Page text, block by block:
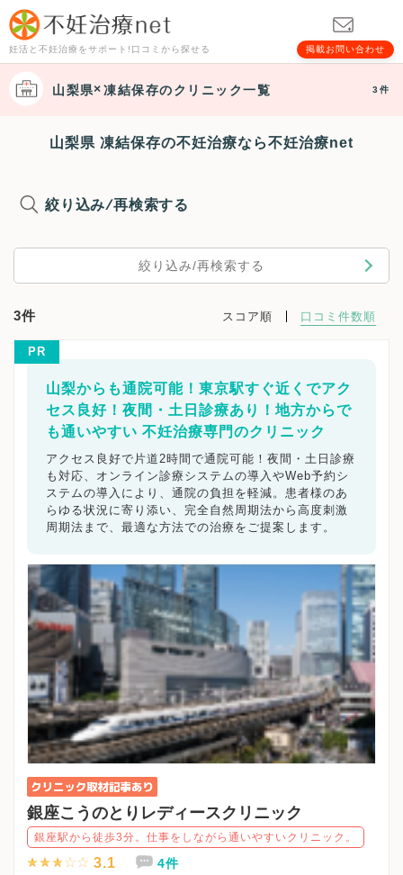
妊活と不妊治療をサポート!口コミから探せる 掲載お問い合わせ
山梨県 凍結保存のクリニック一覧 3件
山梨県 凍結保存の不妊治療なら不妊治療net
絞り込み/再検索する
絞り込み/再検索する
3件 スコア順 口コミ件数順
PR
山梨からも通院可能！東京駅すぐ近くでアク
セス良好！夜間・土日診療あり！地方からで
も通いやすい 不妊治療専門のクリニック
アクセス良好で片道2時間で通院可能！夜間・土日診療
も対応、オンライン診療システムの導入やWeb予約シ
ステムの導入により、通院の負担を軽減。患者様のあ
らゆる状況に寄り添い、完全自然周期法から高度刺激
周期法まで、最適な方法での治療をご提案します。
銀座こうのとりレディースクリニック
銀座駅から徒歩3分。仕事をしながら通いやすいクリニック。
3.1 4件